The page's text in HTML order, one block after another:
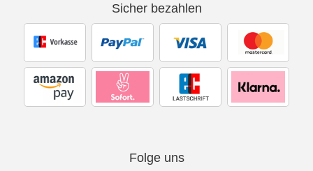
Sicher bezahlen
Folge uns